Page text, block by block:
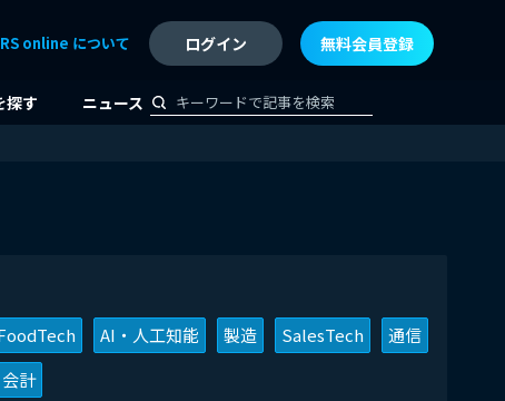
ログイン 無料会員登録
探す ニュース
online について
AI・人工知能 製造 SalesTech
通信
会計